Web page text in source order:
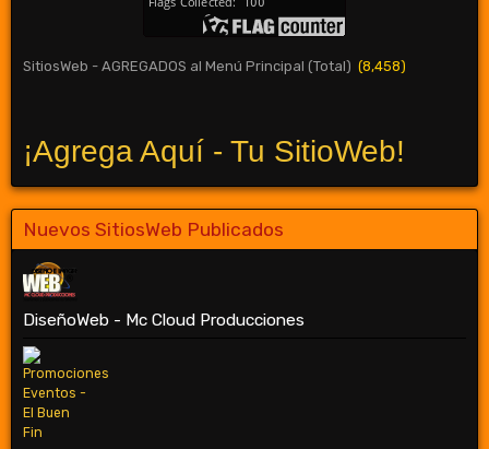
SitiosWeb - AGREGADOS al Menú Principal (Total) (8,458)
¡Agrega Aquí - Tu SitioWeb!
Nuevos SitiosWeb Publicados
DiseñoWeb - Mc Cloud Producciones